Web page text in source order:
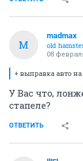
M
madmax
old
08
+ выправка авто на
У Вас что,
стапеле?
ОТВЕТИТЬ